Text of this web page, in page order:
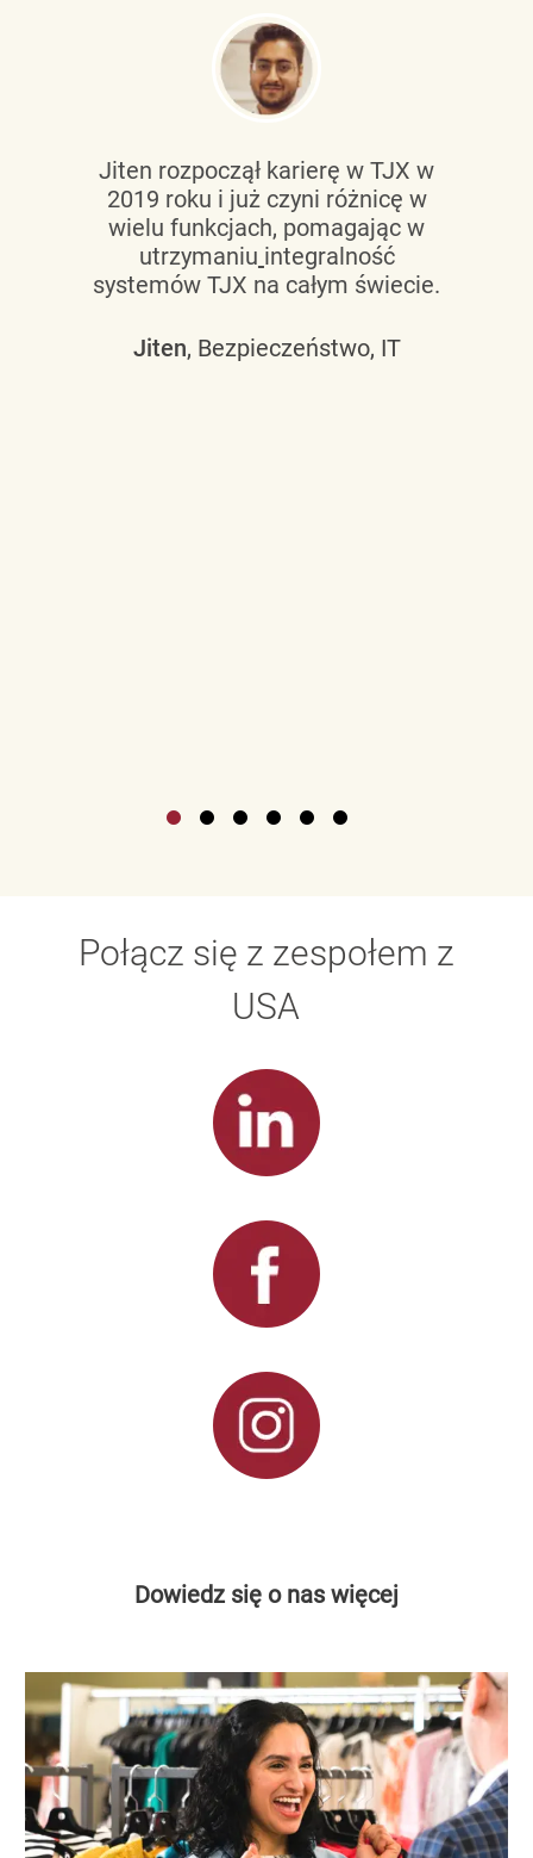
Jiten rozpoczął karierę w TJX w
2019 roku i już czyni różnicę w
wielu funkcjach, pomagając w
utrzymaniu integralność
systemów TJX na całym świecie.
Jiten, Bezpieczeństwo, IT
Połącz się z zespołem z
USA
Dowiedz się o nas więcej